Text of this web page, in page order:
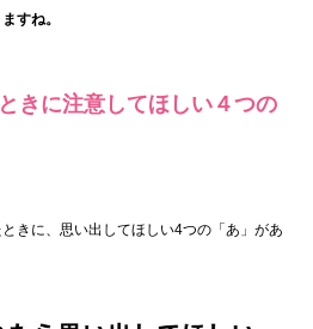
すね。
きに注意してほしい４つの
きに、思い出してほしい4つの「あ」があ